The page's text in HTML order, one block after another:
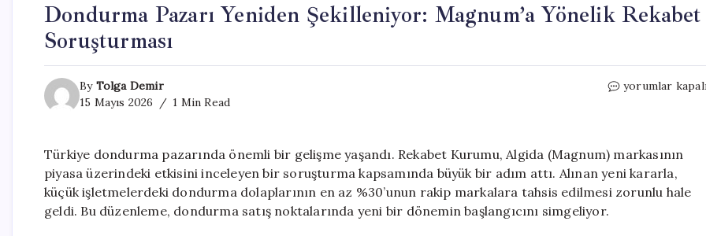
Dondurma Pazarı Yeniden Şekilleniyor: Magnum’a Yönelik Rekabet
Soruşturması
By Tolga Demir
15 Mayıs 2026
1 Min Read
Dondurma
Magnum’a
Yönelik
Rekabet
Soruşturması
yorumlar
Türkiye dondurma pazarında önemli bir gelişme yaşandı. Rekabet Kurumu, Algida (Magnum) markasının
piyasa üzerindeki etkisini inceleyen bir soruşturma kapsamında büyük bir adım attı. Alınan yeni kararla,
küçük işletmelerdeki dondurma dolaplarının en az %30’unun rakip markalara tahsis edilmesi zorunlu hale
geldi. Bu düzenleme, dondurma satış noktalarında yeni bir dönemin başlangıcını simgeliyor.